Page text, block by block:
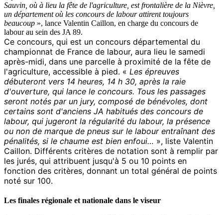
Sauvin, où à lieu la fête de l'agriculture, est frontalière de la Nièvre,
un département où les concours de labour attirent toujours
beaucoup », lance Valentin Caillon, en charge du concours de
labour au sein des JA 89.
Ce concours, qui est un concours départemental du
championnat de France de labour, aura lieu le samedi
après-midi, dans une parcelle à proximité de la fête de
l'agriculture, accessible à pied. « Les épreuves
débuteront vers 14 heures, 14 h 30, après la raie
d'ouverture, qui lance le concours. Tous les passages
seront notés par un jury, composé de bénévoles, dont
certains sont d'anciens JA habitués des concours de
labour, qui jugeront la régularité du labour, la présence
ou non de marque de pneus sur le labour entraînant des
pénalités, si le chaume est bien enfoui… », liste Valentin
Caillon. Différents critères de notation sont à remplir par
les jurés, qui attribuent jusqu'à 5 ou 10 points en
fonction des critères, donnant un total général de points
noté sur 100.
Les finales régionale et nationale dans le viseur